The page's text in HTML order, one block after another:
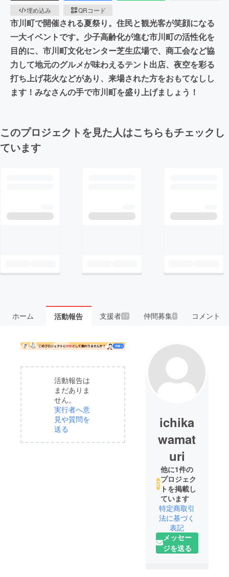
埋め込み
QRコード
市川町で開催される夏祭り。住民と観光客が笑顔になる
一大イベントです。少子高齢化が進む市川町の活性化を
目的に、市川町文化センター芝生広場で、商工会など協
力して地元のグルメが味わえるテント出店、夜空を彩る
打ち上げ花火などがあり、来場された方をおもてなしし
ます！みなさんの手で市川町を盛り上げましょう！
このプロジェクトを見た人はこちらもチェックし
ています
ホーム 活動報告 支援者 17 仲間募集 1 コメント
活動報告は
まだありま
せん。
実行者へ意
見や質問を
送る
ichika
wamat
uri
他に1件の
プロジェク
トを掲載し
ています
特定商取引
法に基づく
表記
メッセー
ジを送る